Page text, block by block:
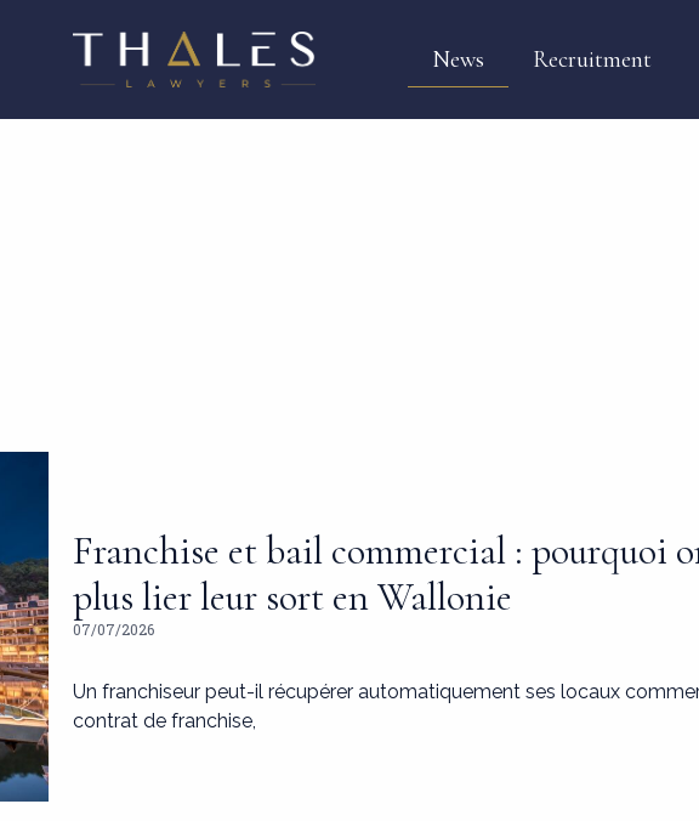
News Recruitment
Franchise et bail commercial : pourquoi
plus lier leur sort en Wallonie
07/07/2026
Un franchiseur peut-il récupérer automatiquement ses locaux
contrat de franchise,